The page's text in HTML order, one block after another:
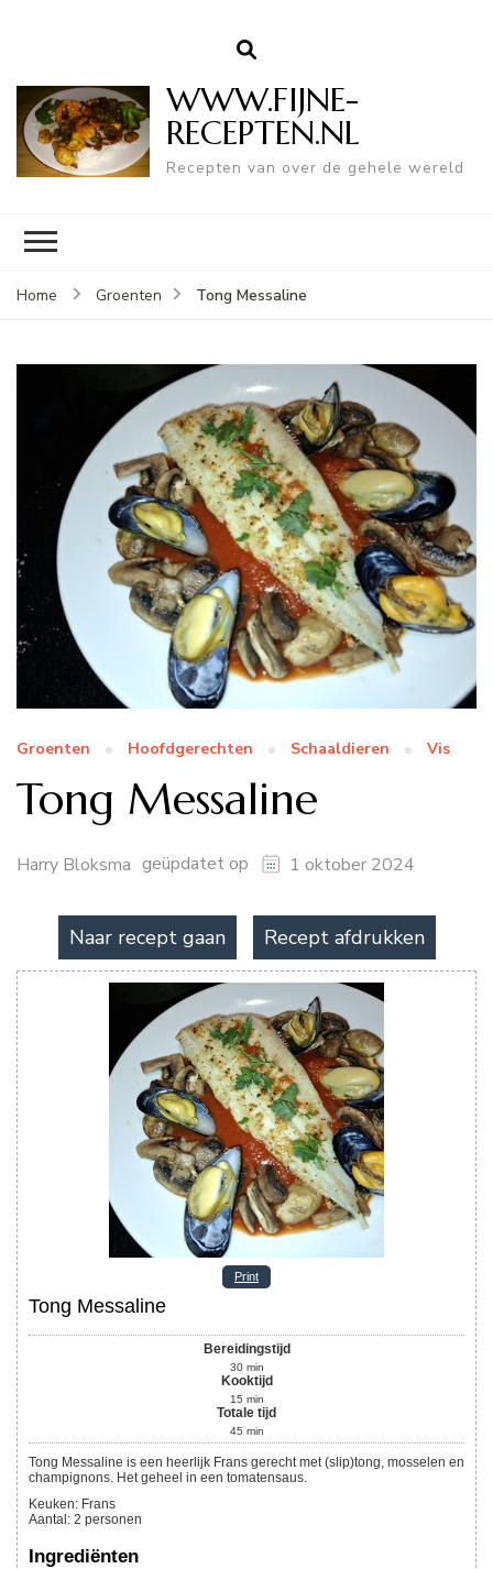
WWW.FIJNE-
RECEPTEN.NL
Recepten van over de gehele wereld
Home Groenten Tong Messaline
Groenten Hoofdgerechten Schaaldieren Vis
Tong Messaline
Harry Bloksma geüpdatet op 1 oktober 2024
Naar recept gaan Recept afdrukken
Print
Tong Messaline
Bereidingstijd
30 min
Kooktijd
15 min
Totale tijd
45 min
Tong Messaline is een heerlijk Frans gerecht met (slip)tong, mosselen en
champignons. Het geheel in een tomatensaus.
Keuken: Frans
Aantal : 2 personen
Ingrediënten